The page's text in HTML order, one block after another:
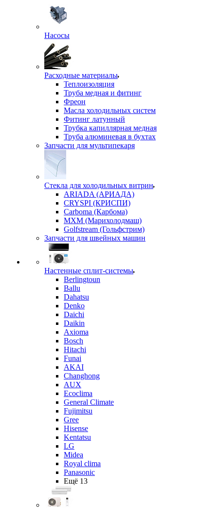
Насосы
Расходные материалы
Теплоизоляция
Труба медная и фитинг
Фреон
Масла холодильных систем
Фитинг латунный
Трубка капиллярная медная
Труба алюминевая в бухтах
Запчасти для мультипекаря
Стекла для холодильных витрин
ARIADA (АРИАДА)
CRYSPI (КРИСПИ)
Carboma (Карбома)
MXM (Марихолодмаш)
Golfstream (Гольфстрим)
Запчасти для швейных машин
Настенные сплит-системы
Berlingtoun
Ballu
Dahatsu
Denko
Daichi
Daikin
Axioma
Bosch
Hitachi
Funai
AKAI
Changhong
AUX
Ecoclima
General Climate
Fujimitsu
Gree
Hisense
Kentatsu
LG
Midea
Royal clima
Panasonic
Ещё 13